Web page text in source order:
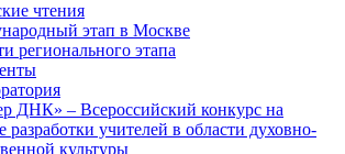
чтения
этап в Москве
регионального этапа
ДНК» – Всероссийский конкурс на
разработки учителей в области духовно-
культуры